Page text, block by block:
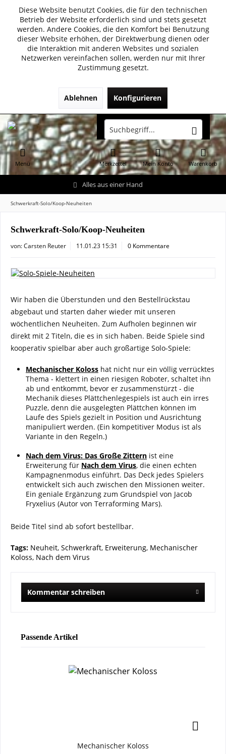
Diese Website benutzt Cookies, die für den technischen
Betrieb der Website erforderlich sind und stets gesetzt
werden. Andere Cookies, die den Komfort bei Benutzung
dieser Website erhöhen, der Direktwerbung dienen oder
die Interaktion mit anderen Websites und sozialen
Netzwerken vereinfachen sollen, werden nur mit Ihrer
Zustimmung gesetzt.
Ablehnen Konfigurieren
Alles aus einer Hand
Menü Warenkorb
Merkzettel Mein Konto
Schwerkraft-Solo/Koop-Neuheiten
Schwerkraft-Solo/Koop-Neuheiten
von:Carsten Reuter 11.01.23 15:31 0 Kommentare
Wir haben die Überstunden und den Bestellrückstau
abgebaut und starten daher wieder mit unseren
wöchentlichen Neuheiten. Zum Aufholen beginnen wir
direkt mit 2 Titeln, die es in sich haben. Beide Spiele sind
kooperativ spielbar aber auch großartige Solo-Spiele:
Mechanischer Koloss hat nicht nur ein völlig verrücktes
Thema - klettert in einen riesigen Roboter, schaltet ihn
ab und entkommt, bevor er zusammenstürzt - die
Mechanik dieses Plättchenlegespiels ist auch ein irres
Puzzle, denn die ausgelegten Plättchen können im
Laufe des Spiels gezielt in Position und Ausrichtung
manipuliert werden. (Ein kompetitiver Modus ist als
Variante in den Regeln.)
Nach dem Virus: Das Große Zittern ist eine
Erweiterung für Nach dem Virus, die einen echten
Kampagnenmodus einführt. Das Deck jedes Spielers
entwickelt sich auch zwischen den Missionen weiter.
Ein geniale Ergänzung zum Grundspiel von Jacob
Fryxelius (Autor von Terraforming Mars).
Beide Titel sind ab sofort bestellbar.
Tags: Neuheit, Schwerkraft, Erweiterung, Mechanischer
Koloss, Nach dem Virus
Kommentar schreiben
Passende Artikel
Mechanischer Koloss